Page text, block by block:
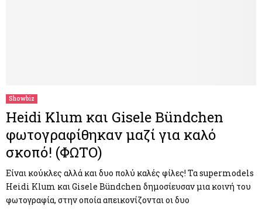
Showbiz
Heidi Klum και Gisele Bündchen
φωτογραφίθηκαν μαζί για καλό
σκοπό! (ΦΩΤΟ)
Είναι κούκλες αλλά και δυο πολύ καλές φίλες! Τα supermodels
Heidi Klum και Gisele Bündchen δημοσίευσαν μια κοινή του
φωτογραφία, στην οποία απεικονίζονται οι δυο